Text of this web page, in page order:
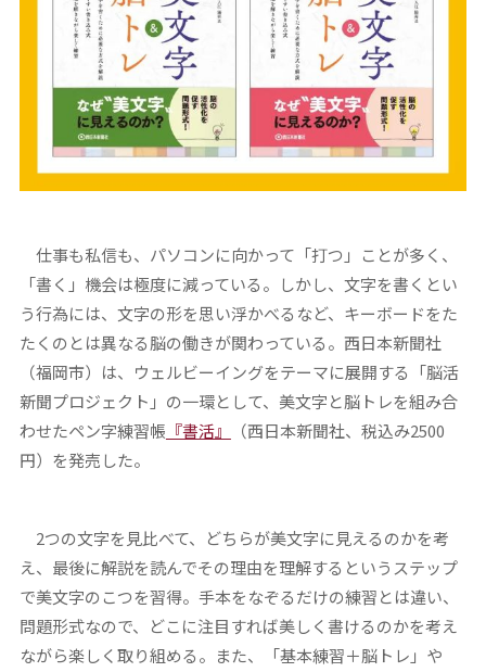
仕事も私信も、パソコンに向かって「打つ」ことが多く、
「書く」機会は極度に減っている。しかし、文字を書くとい
う行為には、文字の形を思い浮かべるなど、キーボードをた
たくのとは異なる脳の働きが関わっている。西日本新聞社
（福岡市）は、ウェルビーイングをテーマに展開する「脳活
新聞プロジェクト」の一環として、美文字と脳トレを組み合
わせたペン字練習帳 『書活』
（西日本新聞社、税込み2500
円）を発売した。
2つの文字を見比べて、どちらが美文字に見えるのかを考
え、最後に解説を読んでその理由を理解するというステップ
で美文字のこつを習得。手本をなぞるだけの練習とは違い、
問題形式なので、どこに注目すれば美しく書けるのかを考え
ながら楽しく取り組める。また、「基本練習＋脳トレ」や